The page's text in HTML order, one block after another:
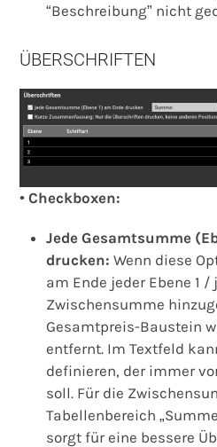
“Beschreibung” nicht
ÜBERSCHRIFTEN
•Checkboxen:
Jede Gesamtsumme
drucken: Wenn diese
am Ende jeder Ebene 1
Zwischensumme
Gesamtpreis-Baustein
entfernt. Im Textfeld
definieren, der immer
soll. Für die
Tabellenbereich
sorgt für eine bessere